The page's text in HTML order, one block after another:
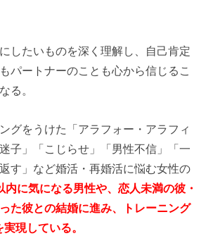
したいものを深く理解し、自己肯定
パートナーのことも心から信じるこ
る。
グをうけた「アラフォー・アラフィ
子」「こじらせ」「男性不信」「一
す」など婚活・再婚活に悩む女性の
内に気になる男性や、恋人未満の彼・
た彼との結婚に進み、トレーニング
現している。